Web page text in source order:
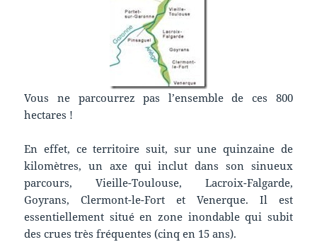
Vous ne parcourrez pas l’ensemble de ces 800
hectares !
En effet, ce territoire suit, sur une quinzaine de
kilomètres, un axe qui inclut dans son sinueux
parcours, Vieille-Toulouse, Lacroix-Falgarde,
Goyrans, Clermont-le-Fort et Venerque. Il est
essentiellement situé en zone inondable qui subit
des crues très fréquentes (cinq en 15 ans).